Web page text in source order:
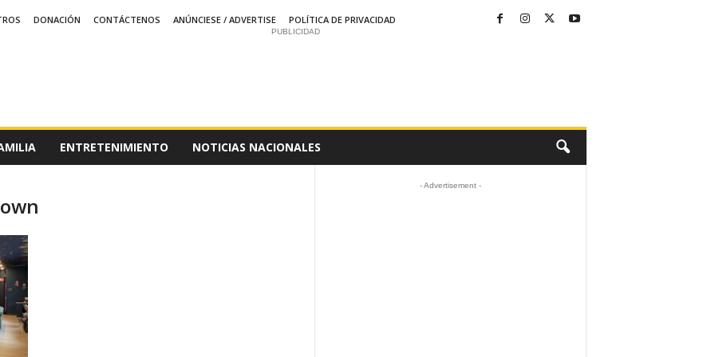
DONACIÓN CONTÁCTENOS ANÚNCIESE / ADVERTISE
POLÍTICA DE PRIVACIDAD
PUBLICIDAD
ENTRETENIMIENTO NOTICIAS NACIONALES
- Advertisement -